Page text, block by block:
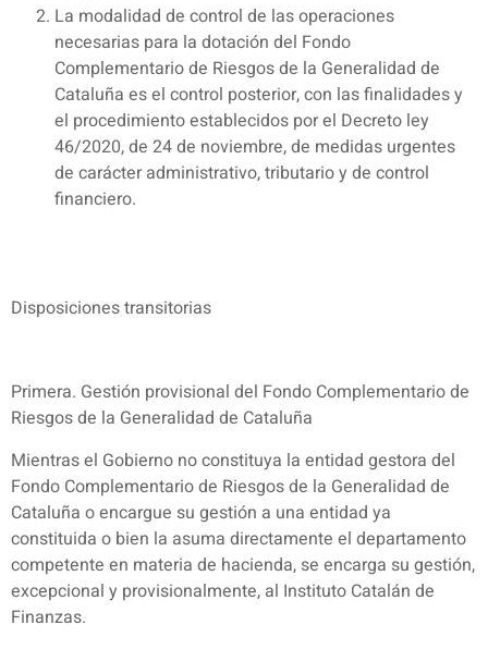
La modalidad de control de las operaciones
necesarias para la dotación del Fondo
Complementario de Riesgos de la Generalidad de
Cataluña es el control posterior, con las finalidades y
el procedimiento establecidos por el Decreto ley
46/2020, de 24 de noviembre, de medidas urgentes
de carácter administrativo, tributario y de control
financiero.
Disposiciones transitorias
Primera. Gestión provisional del Fondo Complementario de
Riesgos de la Generalidad de Cataluña
Mientras el Gobierno no constituya la entidad gestora del
Fondo Complementario de Riesgos de la Generalidad de
Cataluña o encargue su gestión a una entidad ya
constituida o bien la asuma directamente el departamento
competente en materia de hacienda, se encarga su gestión,
excepcional y provisionalmente, al Instituto Catalán de
Finanzas.